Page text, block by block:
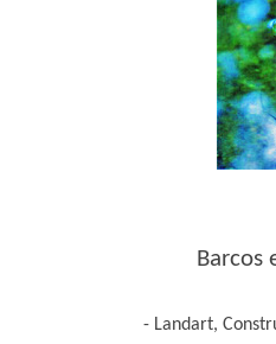
Barcos
- Landart,